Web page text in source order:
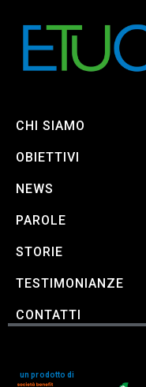
CHI SIAMO
OBIETTIVI
NEWS
PAROLE
STORIE
TESTIMONIANZE
CONTATTI
un prodotto di